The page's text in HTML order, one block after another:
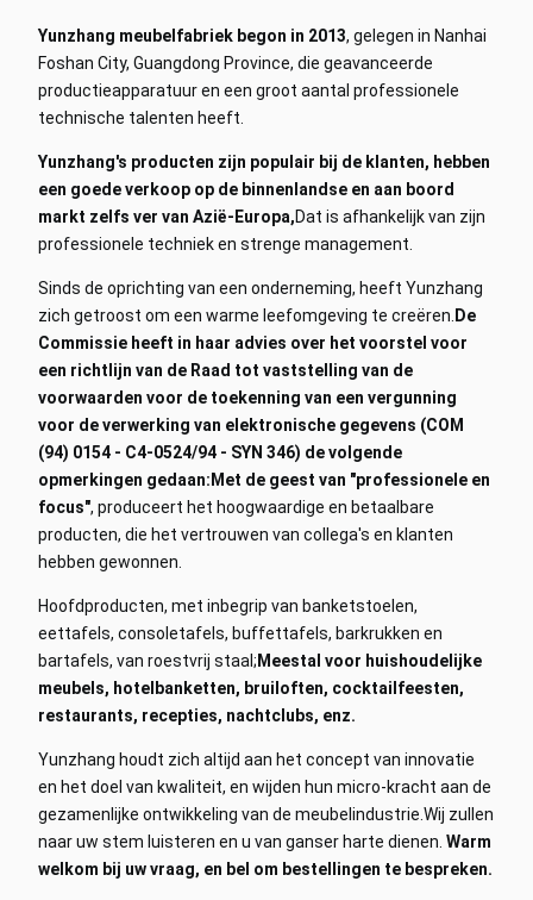
Yunzhang meubelfabriek begon in 2013, gelegen in Nanhai
Foshan City, Guangdong Province, die geavanceerde
productieapparatuur en een groot aantal professionele
technische talenten heeft.
Yunzhang's producten zijn populair bij de klanten, hebben
een goede verkoop op de binnenlandse en aan boord
markt zelfs ver van Azië-Europa,Dat is afhankelijk van zijn
professionele techniek en strenge management.
Sinds de oprichting van een onderneming, heeft Yunzhang
zich getroost om een warme leefomgeving te creëren. De
Commissie heeft in haar advies over het voorstel voor
een richtlijn van de Raad tot vaststelling van de
voorwaarden voor de toekenning van een vergunning
voor de verwerking van elektronische gegevens (COM
(94) 0154 - C4-0524/94 - SYN 346) de volgende
opmerkingen gedaan: Met de geest van "professionele en
focus", produceert het hoogwaardige en betaalbare
producten, die het vertrouwen van collega's en klanten
hebben gewonnen.
Hoofdproducten, met inbegrip van banketstoelen,
eettafels, consoletafels, buffettafels, barkrukken en
bartafels, van roestvrij staal; Meestal voor huishoudelijke
meubels, hotelbanketten, bruiloften, cocktailfeesten,
restaurants, recepties, nachtclubs, enz.
Yunzhang houdt zich altijd aan het concept van innovatie
en het doel van kwaliteit, en wijden hun micro-kracht aan de
gezamenlijke ontwikkeling van de meubelindustrie. Wij zullen
naar uw stem luisteren en u van ganser harte dienen. Warm
welkom bij uw vraag, en bel om bestellingen te bespreken.